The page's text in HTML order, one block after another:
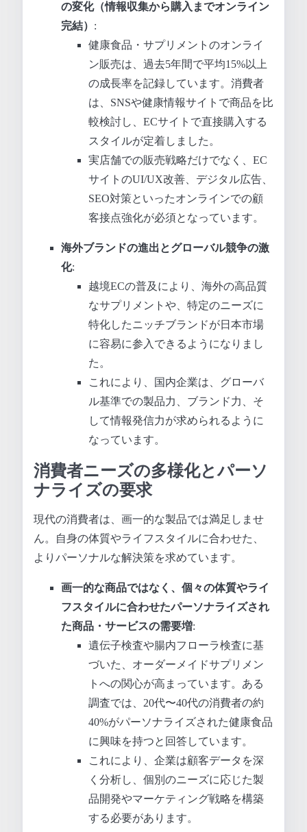
の変化（情報収集から購入までオンライン
完結） :
健康食品・サプリメントのオンライ
ン販売は、過去5年間で平均15%以上
の成長率を記録しています。消費者
は、SNSや健康情報サイトで商品を比
較検討し、ECサイトで直接購入する
スタイルが定着しました。
実店舗での販売戦略だけでなく、EC
サイトのUI/UX改善、デジタル広告、
SEO対策といったオンラインでの顧
客接点強化が必須となっています。
海外ブランドの進出とグローバル競争の激
化:
越境ECの普及により、海外の高品質
なサプリメントや、特定のニーズに
特化したニッチブランドが日本市場
に容易に参入できるようになりまし
た。
これにより、国内企業は、グローバ
ル基準での製品力、ブランド力、そ
して情報発信力が求められるように
なっています。
消費者ニーズの多様化とパーソ
ナライズの要求
現代の消費者は、画一的な製品では満足しませ
ん。自身の体質やライフスタイルに合わせた、
よりパーソナルな解決策を求めています。
画一的な商品ではなく、個々の体質やライ
フスタイルに合わせたパーソナライズされ
た商品・サービスの需要増:
遺伝子検査や腸内フローラ検査に基
づいた、オーダーメイドサプリメン
トへの関心が高まっています。ある
調査では、20代〜40代の消費者の約
40%がパーソナライズされた健康食品
に興味を持つと回答しています。
これにより、企業は顧客データを深
く分析し、個別のニーズに応じた製
品開発やマーケティング戦略を構築
する必要があります。